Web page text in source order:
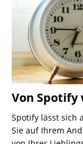
Von Spotify
Spotify lässt sich
Sie auf Ihrem